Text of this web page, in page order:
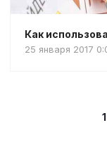
Как
25 января 2017
1